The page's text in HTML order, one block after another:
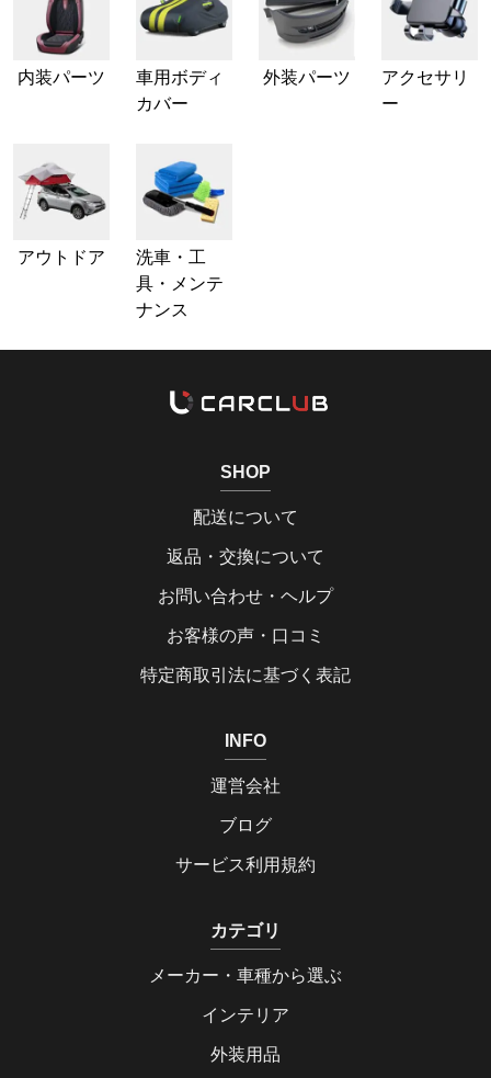
内装パーツ
車用ボディ
カバー
外装パーツ
アクセサリ
ー
アウトドア
洗車・工
具・メンテ
ナンス
SHOP
配送について
返品・交換について
お問い合わせ・ヘルプ
お客様の声・口コミ
特定商取引法に基づく表記
INFO
運営会社
ブログ
サービス利用規約
カテゴリ
メーカー・車種から選ぶ
インテリア
外装用品